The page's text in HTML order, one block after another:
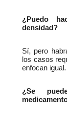
¿Puedo
densidad?
Sí, pero
los casos
enfocan igual.
¿Se